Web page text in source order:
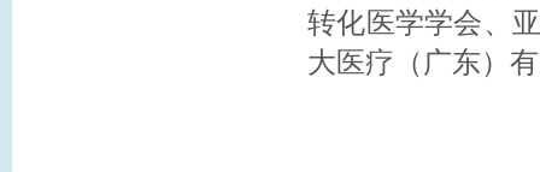
转化医学学会、
大医疗（广东）